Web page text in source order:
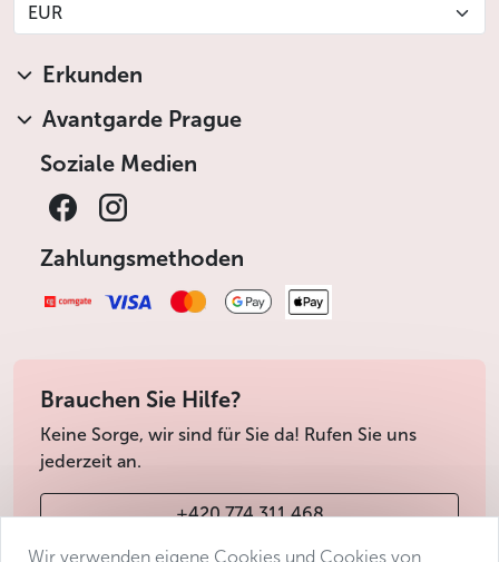
EUR
Erkunden
Avantgarde Prague
Soziale Medien
Zahlungsmethoden
Brauchen Sie Hilfe?
Keine Sorge, wir sind für Sie da! Rufen Sie uns
jederzeit an.
+420 774 311 468
Wir verwenden eigene Cookies und Cookies von